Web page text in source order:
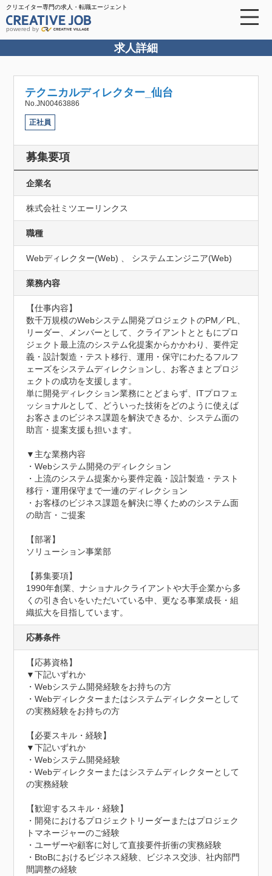
クリエイター専門の求人・転職エージェント
powered by
求人詳細
テクニカルディレクター_仙台
No.JN00463886
正社員
募集要項
企業名
株式会社ミツエーリンクス
職種
Webディレクター(Web) 、 システムエンジニア(Web)
業務内容
【仕事内容】
数千万規模のWebシステム開発プロジェクトのPM／PL、
リーダー、メンバーとして、クライアントとともにプロ
ジェクト最上流のシステム化提案からかかわり、要件定
義・設計製造・テスト移行、運用・保守にわたるフルフ
ェーズをシステムディレクションし、お客さまとプロジ
ェクトの成功を支援します。
単に開発ディレクション業務にとどまらず、ITプロフェ
ッショナルとして、どういった技術をどのように使えば
お客さまのビジネス課題を解決できるか、システム面の
助言・提案支援も担います。
▼主な業務内容
・Webシステム開発のディレクション
・上流のシステム提案から要件定義・設計製造・テスト
移行・運用保守まで一連のディレクション
・お客様のビジネス課題を解決に導くためのシステム面
の助言・ご提案
【部署】
ソリューション事業部
【募集要項】
1990年創業、ナショナルクライアントや大手企業から多
くの引き合いをいただいている中、更なる事業成長・組
織拡大を目指しています。
応募条件
【応募資格】
▼下記いずれか
・Webシステム開発経験をお持ちの方
・Webディレクターまたはシステムディレクターとして
の実務経験をお持ちの方
【必要スキル・経験】
▼下記いずれか
・Webシステム開発経験
・Webディレクターまたはシステムディレクターとして
の実務経験
【歓迎するスキル・経験】
・開発におけるプロジェクトリーダーまたはプロジェク
トマネージャーのご経験
・ユーザーや顧客に対して直接要件折衝の実務経験
・BtoBにおけるビジネス経験、ビジネス交渉、社内部門
間調整の経験